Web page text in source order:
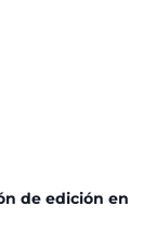
de edición en